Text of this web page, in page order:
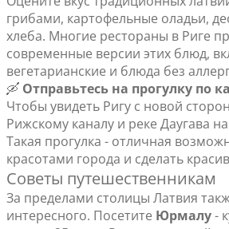
грибами, картофельные оладьи,
хлеба. Многие рестораны в Риге
современные версии этих блюд,
вегетарианские и блюда без
🛶 Отправьтесь на прогулку по
Чтобы увидеть Ригу с новой
Рижскому каналу и реке Даугава
Такая прогулка - отличная
красотами города и сделать
Советы путешественникам
За пределами столицы Латвия
интересного. Посетите Юрмалу-